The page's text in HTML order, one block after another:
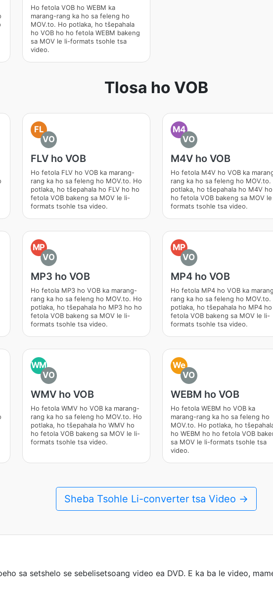
Ho fetola VOB ho WEBM ka
marang-rang ka ho sa feleng ho
MOV.to. Ho potlaka, ho tšepahala
ho VOB ho ho fetola WEBM bakeng
sa MOV le li-formats tsohle tsa
video.
Tlosa ho VOB
FL
VO
FLV ho VOB
Ho fetola FLV ho VOB ka marang-
rang ka ho sa feleng ho MOV.to. Ho
potlaka, ho tšepahala ho FLV ho ho
fetola VOB bakeng sa MOV le li-
formats tsohle tsa video.
M4
VO
M4V ho VOB
Ho fetola M4V ho VOB ka
rang ka ho sa feleng ho MOV.to.
potlaka, ho tšepahala ho M4V ho
ho fetola VOB bakeng sa MOV
formats tsohle tsa video.
MP
VO
MP3 ho VOB
Ho fetola MP3 ho VOB ka marang-
rang ka ho sa feleng ho MOV.to. Ho
potlaka, ho tšepahala ho MP3 ho ho
fetola VOB bakeng sa MOV le li-
formats tsohle tsa video.
MP
VO
MP4 ho VOB
Ho fetola MP4 ho VOB ka
rang ka ho sa feleng ho MOV.to.
potlaka, ho tšepahala ho MP4
fetola VOB bakeng sa MOV le li-
formats tsohle tsa video.
WM
VO
WMV ho VOB
Ho fetola WMV ho VOB ka marang-
rang ka ho sa feleng ho MOV.to. Ho
potlaka, ho tšepahala ho WMV ho
ho fetola VOB bakeng sa MOV le li-
formats tsohle tsa video.
We
VO
WEBM ho VOB
Ho fetola WEBM ho VOB ka
marang-rang ka ho sa feleng ho
MOV.to. Ho potlaka, ho
ho WEBM ho ho fetola VOB
sa MOV le li-formats tsohle tsa
video.
Sheba Tsohle Li-converter tsa Video →
sa setshelo se sebelisetsoang video ea DVD. E ka ba le video,